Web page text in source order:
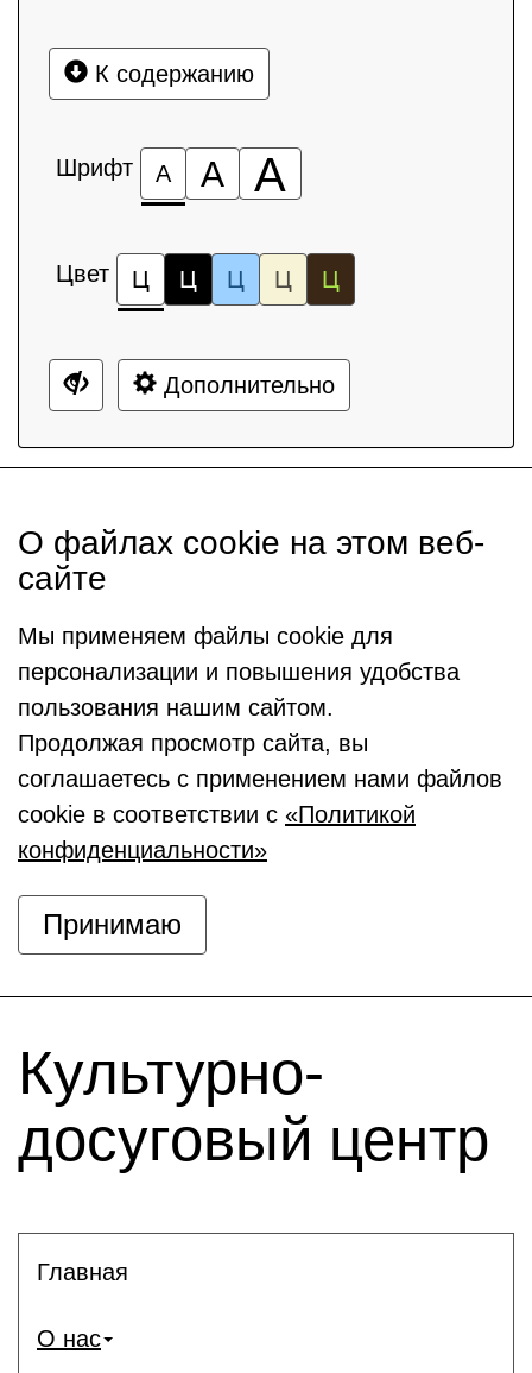
К содержанию
Шрифт А А А
Цвет Ц Ц Ц Ц Ц
Дополнительно
О файлах cookie на этом веб-
сайте
Мы применяем файлы cookie для
персонализации и повышения удобства
пользования нашим сайтом.
Продолжая просмотр сайта, вы
соглашаетесь с применением нами файлов
cookie в соответствии с «Политикой
конфиденциальности»
Принимаю
Культурно-
досуговый центр
Главная
О нас